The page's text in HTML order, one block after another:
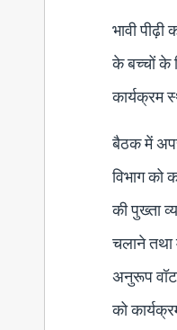
भावी
के बच्चों के
कार्यक्रम
बैठक में
विभाग को
की पुख्ता
चलाने तथा
अनुरूप
को